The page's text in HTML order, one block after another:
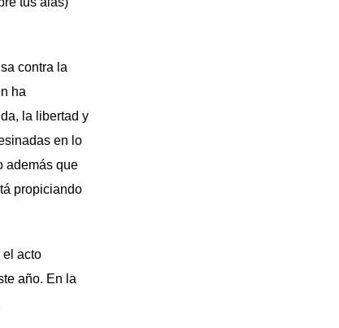
contra la
ha
la libertad y
en lo
además que
propiciando
el acto
año. En la